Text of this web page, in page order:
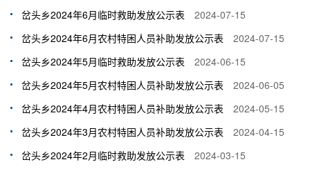
岔头乡2024年6月临时救助发放公示表
2024-07-15
岔头乡2024年6月农村特困人员补助发放公示表
2024-07-15
岔头乡2024年5月临时救助发放公示表
2024-06-15
岔头乡2024年5月农村特困人员补助发放公示表
2024-06-05
岔头乡2024年4月农村特困人员补助发放公示表
2024-05-15
岔头乡2024年3月农村特困人员补助发放公示表
2024-04-15
岔头乡2024年2月临时救助发放公示表
2024-03-15